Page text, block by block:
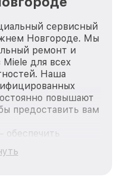
сервисный
Новгороде. Мы
ремонт и
для всех
Наша
повышают
предоставить вам
ремонт для
Miele, вне